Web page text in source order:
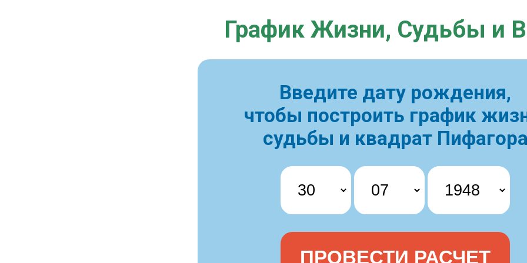
График Жизни, Судьбы и
Введите дату рождения,
чтобы построить график
судьбы и квадрат Пифагора
ПРОВЕСТИ РАСЧЕТ